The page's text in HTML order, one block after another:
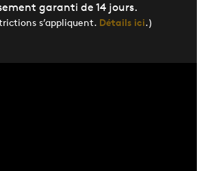
garanti de 14 jours.
s’appliquent. Détails ici.)